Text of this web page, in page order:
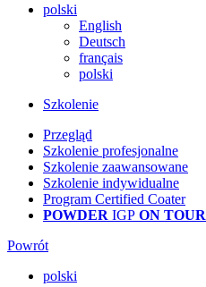
polski
English
Deutsch
français
polski
Szkolenie
Przegląd
Szkolenie profesjonalne
Szkolenie zaawansowane
Szkolenie indywidualne
Program Certified Coater
POWDER IGP ON TOUR
Powrót
polski